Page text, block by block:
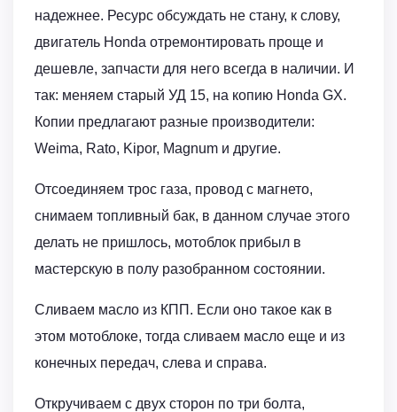
надежнее. Ресурс обсуждать не стану, к слову,
двигатель Honda отремонтировать проще и
дешевле, запчасти для него всегда в наличии. И
так: меняем старый УД 15, на копию Honda GX.
Копии предлагают разные производители:
Weima, Rato, Kipor, Magnum и другие.
Отсоединяем трос газа, провод с магнето,
снимаем топливный бак, в данном случае этого
делать не пришлось, мотоблок прибыл в
мастерскую в полу разобранном состоянии.
Сливаем масло из КПП. Если оно такое как в
этом мотоблоке, тогда сливаем масло еще и из
конечных передач, слева и справа.
Откручиваем с двух сторон по три болта,